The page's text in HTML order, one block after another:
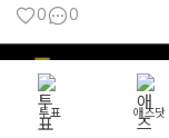
0 0
투표 애즈닷